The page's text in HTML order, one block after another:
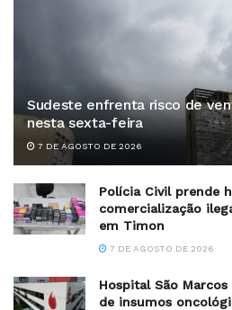
Sudeste enfrenta risco de
nesta sexta-feira
7 DE AGOSTO DE 2026
Polícia Civil prende
comercialização
em Timon
7 DE AGOSTO DE 2026
Hospital São
de insumos